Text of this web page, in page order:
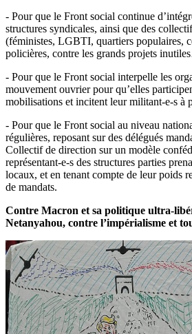
- Pour que le Front social continue
structures syndicales, ainsi que des
(féministes, LGBTI, quartiers populaires,
policières, contre les grands projets
- Pour que le Front social interpelle les
mouvement ouvrier pour qu’elles
mobilisations et incitent leur militant-e-s à
- Pour que le Front social au niveau
régulières, reposant sur des délégués
Collectif de direction sur un modèle
représentant-e-s des structures parties
locaux, et en tenant compte de leur poids
de mandats.
Contre Macron et sa politique ultra-
Netanyahou, contre l’impérialisme et